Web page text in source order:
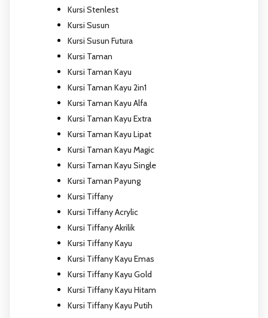
Kursi Stenlest
Kursi Susun
Kursi Susun Futura
Kursi Taman
Kursi Taman Kayu
Kursi Taman Kayu 2in1
Kursi Taman Kayu Alfa
Kursi Taman Kayu Extra
Kursi Taman Kayu Lipat
Kursi Taman Kayu Magic
Kursi Taman Kayu Single
Kursi Taman Payung
Kursi Tiffany
Kursi Tiffany Acrylic
Kursi Tiffany Akrilik
Kursi Tiffany Kayu
Kursi Tiffany Kayu Emas
Kursi Tiffany Kayu Gold
Kursi Tiffany Kayu Hitam
Kursi Tiffany Kayu Putih